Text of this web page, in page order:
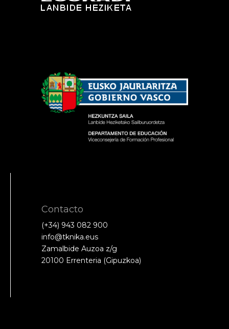
Contacto
(+34) 943 082 900
info@tknika.eus
Zamalbide Auzoa z/g
20100 Errenteria (Gipuzkoa)